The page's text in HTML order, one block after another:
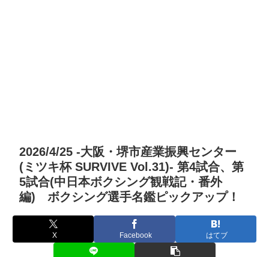
2026/4/25 -大阪・堺市産業振興センター
(ミツキ杯 SURVIVE Vol.31)- 第4試合、第
5試合(中日本ボクシング観戦記・番外
編) ボクシング選手名鑑ピックアップ！
X Facebook はてブ